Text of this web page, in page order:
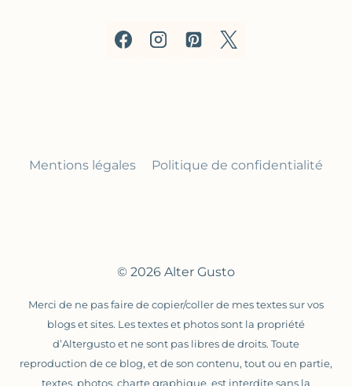
Mentions légales Politique de confidentialité
© 2026 Alter Gusto
Merci de ne pas faire de copier/coller de mes textes sur vos
blogs et sites. Les textes et photos sont la propriété
d’Altergusto et ne sont pas libres de droits. Toute
reproduction de ce blog, et de son contenu, tout ou en partie,
textes, photos, charte graphique, est interdite sans la